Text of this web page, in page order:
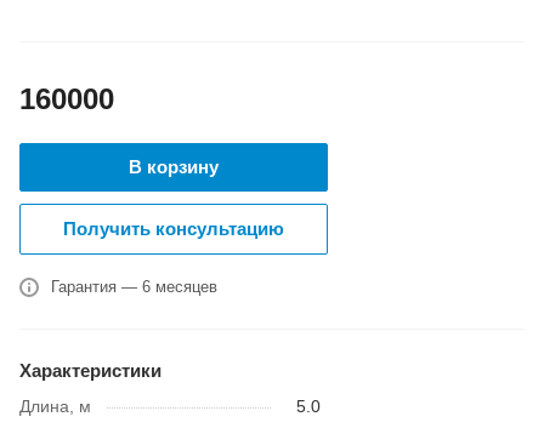
160000
В корзину
Получить консультацию
Гарантия — 6 месяцев
Характеристики
Длина, м
5.0